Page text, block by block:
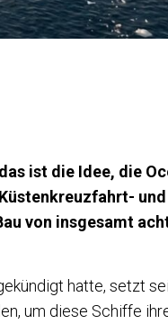
ist die Idee, die
und
von insgesamt
hatte, setzt
um diese Schiffe